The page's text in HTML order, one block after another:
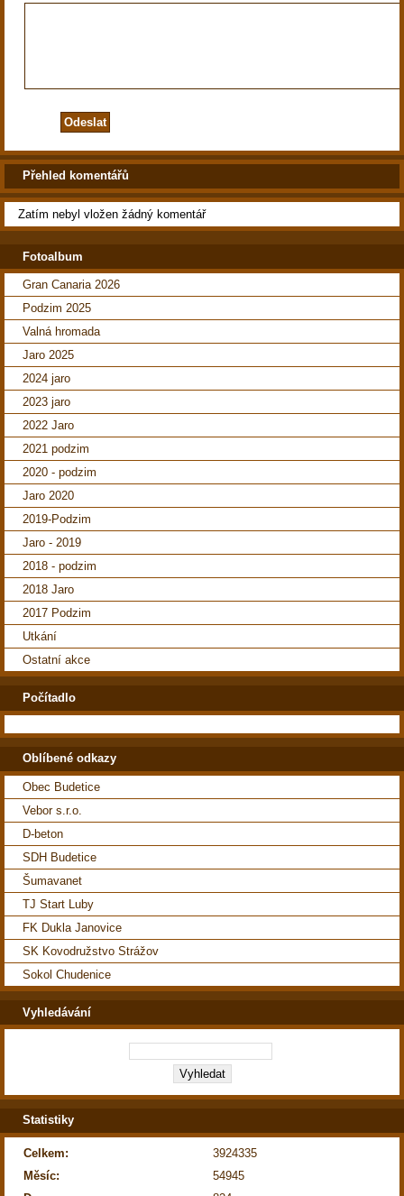
Přehled komentářů
Zatím nebyl vložen žádný komentář
Fotoalbum
Gran Canaria 2026
Podzim 2025
Valná hromada
Jaro 2025
2024 jaro
2023 jaro
2022 Jaro
2021 podzim
2020 - podzim
Jaro 2020
2019-Podzim
Jaro - 2019
2018 - podzim
2018 Jaro
2017 Podzim
Utkání
Ostatní akce
Počítadlo
Oblíbené odkazy
Obec Budetice
Vebor s.r.o.
D-beton
SDH Budetice
Šumavanet
TJ Start Luby
FK Dukla Janovice
SK Kovodružstvo Strážov
Sokol Chudenice
Vyhledávání
Statistiky
Celkem:
3924335
Měsíc:
54945